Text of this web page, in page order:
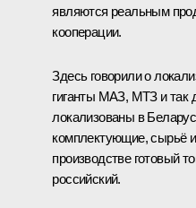
являются реальным
кооперации.
Здесь говорили о
гиганты МАЗ, МТЗ и так
локализованы в
комплектующие, сырьё
производстве готовый
российский.